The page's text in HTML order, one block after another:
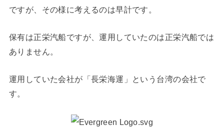
ですが、その様に考えるのは早計です。
保有は正栄汽船ですが、運用していたのは正栄汽船では
ありません。
運用していた会社が「長栄海運」という台湾の会社で
す。